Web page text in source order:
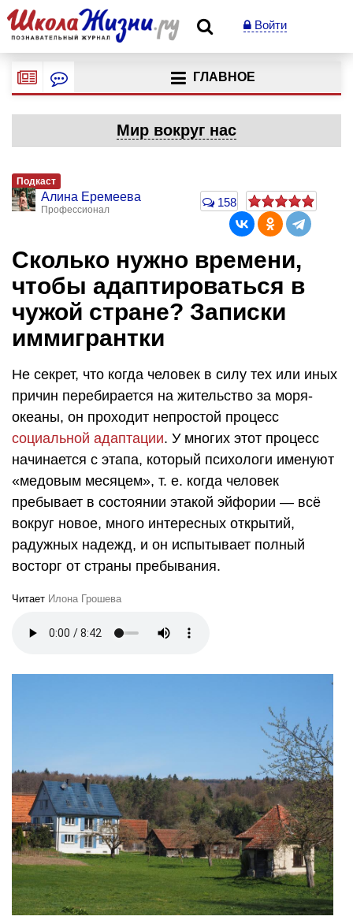
Войти
ГЛАВНОЕ
Мир вокруг нас
Подкаст
Алина Еремеева
Профессионал
158
Сколько нужно времени,
чтобы адаптироваться в
чужой стране? Записки
иммигрантки
Не секрет, что когда человек в силу тех или иных
причин перебирается на жительство за моря-
океаны, он проходит непростой процесс
социальной адаптации. У многих этот процесс
начинается с этапа, который психологи именуют
«медовым месяцем», т. е. когда человек
пребывает в состоянии этакой эйфории — всё
вокруг новое, много интересных открытий,
радужных надежд, и он испытывает полный
восторг от страны пребывания.
Читает Илона Грошева